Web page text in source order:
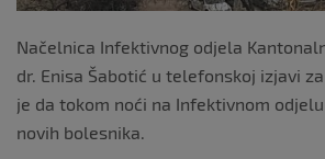
Načelnica Infektivnog odjela
dr. Enisa Šabotić u telefonskoj izjavi
je da tokom noći na Infektivnom
novih bolesnika.